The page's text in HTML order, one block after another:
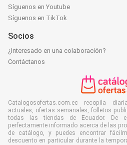
Síguenos en Youtube
Síguenos en TikTok
Socios
¿Interesado en una colaboración?
Contáctanos
Catalogosofertas.com.ec recopila
actuales, ofertas semanales, folletos
todas las tiendas de Ecuador. De
perfectamente informado acerca de las
de catálogo, y puedes encontrar
descuento en particular durante la